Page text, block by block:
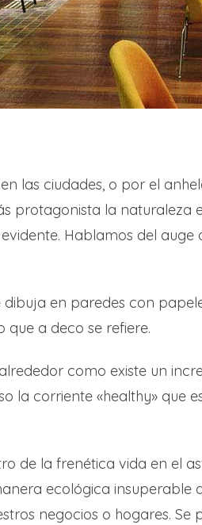
las ciudades, o por el
protagonista la naturaleza
Hablamos del auge
dibuja en paredes con
que a deco se refiere.
como existe un
la corriente «healthy» que
de la frenética vida en el
ecológica insuperable
negocios o hogares.